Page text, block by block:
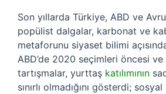
Son yıllarda Türkiye, ABD ve
popülist dalgalar, karbonat ve
metaforunu siyaset bilimi
ABD’de 2020 seçimleri öncesi ve
tartışmalar, yurttaş katılımının
sınırlı olmadığını gösterdi;